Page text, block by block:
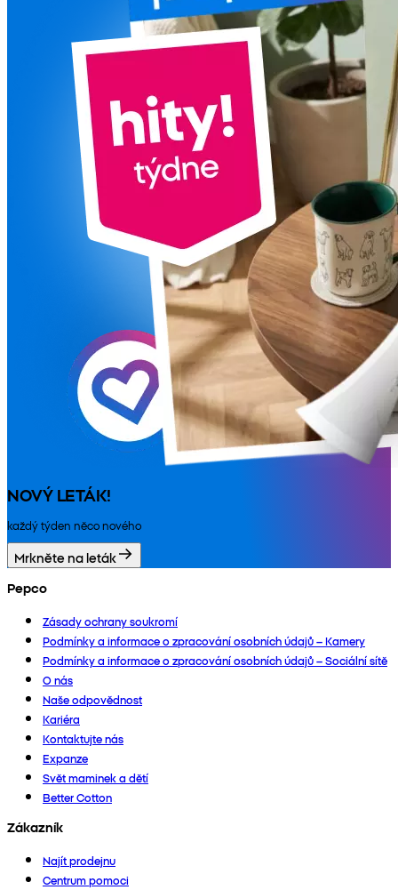
NOVÝ LETÁK!
každý týden něco nového
Mrkněte na leták
Pepco
Zásady ochrany soukromí
Podmínky a informace o zpracování osobních údajů – Kamery
Podmínky a informace o zpracování osobních údajů – Sociální sítě
O nás
Naše odpovědnost
Kariéra
Kontaktujte nás
Expanze
Svět maminek a dětí
Better Cotton
Zákazník
Najít prodejnu
Centrum pomoci